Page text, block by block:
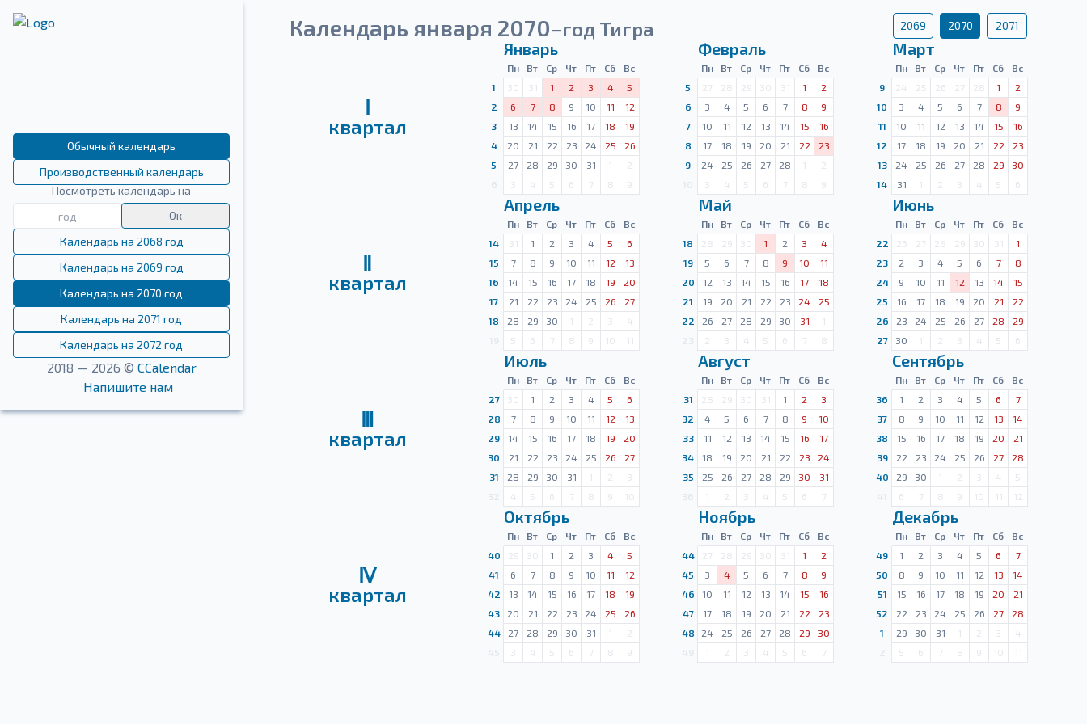
Обычный календарь
Производственный календарь
Посмотреть календарь на
Ок
Календарь на 2068 год
Календарь на 2069 год
Календарь на 2070 год
Календарь на 2071 год
Календарь на 2072 год
2018 — 2026 © CCalendar
Напишите нам
Календарь января 2070—год Тигра 2069 2070 2071
Ⅰ
квартал
Январь
Пн Вт Ср Чт Пт Сб
Вс
1
30 31 1 2 3 4
5
2
6 7 8 9 10 11
12
3
13 14 15 16 17 18
19
4
20 21 22 23 24 25
26
5
27 28 29 30 31 1
2
3 4 5 6 7 8 9
Февраль
Пн Вт Ср Чт Пт Сб
Вс
5
27 28 29 30 31 1
2
6
3 4 5 6 7 8
9
7
10 11 12 13 14 15
16
8
17 18 19 20 21 22
23
9
24 25 26 27 28 1
2
3 4 5 6 7 8 9
Март
Пн Вт Ср Чт Пт Сб
Вс
9
24 25 26 27 28 1
2
10
3 4 5 6 7 8
9
11
10 11 12 13 14 15
16
12
17 18 19 20 21 22
23
13
24 25 26 27 28 29
30
14
31 1 2 3 4 5 6
Ⅱ
квартал
Апрель
Пн Вт Ср Чт Пт Сб
Вс
14
31 1 2 3 4 5
6
15
7 8 9 10 11 12
13
16
14 15 16 17 18 19
20
17
21 22 23 24 25 26
27
18
28 29 30 1 2 3
4
5 6 7 8 9 10 11
Май
Пн Вт Ср Чт Пт Сб
Вс
18
28 29 30 1 2 3
4
19
5 6 7 8 9 10
11
20
12 13 14 15 16 17
18
21
19 20 21 22 23 24
25
22
26 27 28 29 30 31
1
2 3 4 5 6 7 8
Июнь
Пн Вт Ср Чт Пт Сб
Вс
22
26 27 28 29 30 31
1
23
2 3 4 5 6 7
8
24
9 10 11 12 13 14
15
25
16 17 18 19 20 21
22
26
23 24 25 26 27 28
29
27
30 1 2 3 4 5 6
Ⅲ
квартал
Июль
Пн Вт Ср Чт Пт Сб
Вс
27
30 1 2 3 4 5
6
28
7 8 9 10 11 12
13
29
14 15 16 17 18 19
20
30
21 22 23 24 25 26
27
31
28 29 30 31 1 2
3
4 5 6 7 8 9 10
Август
Пн Вт Ср Чт Пт Сб
Вс
31
28 29 30 31 1 2
3
32
4 5 6 7 8 9
10
33
11 12 13 14 15 16
17
34
18 19 20 21 22 23
24
35
25 26 27 28 29 30
31
1 2 3 4 5 6 7
Сентябрь
Пн Вт Ср Чт Пт Сб
Вс
36
1 2 3 4 5 6
7
37
8 9 10 11 12 13
14
38
15 16 17 18 19 20
21
39
22 23 24 25 26 27
28
40
29 30 1 2 3 4
5
6 7 8 9 10 11 12
Ⅳ
квартал
Октябрь
Пн Вт Ср Чт Пт Сб
Вс
40
29 30 1 2 3 4
5
41
6 7 8 9 10 11
12
42
13 14 15 16 17 18
19
43
20 21 22 23 24 25
26
44
27 28 29 30 31 1
2
3 4 5 6 7 8 9
Ноябрь
Пн Вт Ср Чт Пт Сб
Вс
44
27 28 29 30 31 1
2
45
3 4 5 6 7 8
9
46
10 11 12 13 14 15
16
47
17 18 19 20 21 22
23
48
24 25 26 27 28 29
30
1 2 3 4 5 6 7
Декабрь
Пн Вт Ср Чт Пт Сб
Вс
49
1 2 3 4 5 6
7
50
8 9 10 11 12 13
14
51
15 16 17 18 19 20
21
52
22 23 24 25 26 27
28
1
29 30 31 1 2 3
4
5 6 7 8 9 10 11